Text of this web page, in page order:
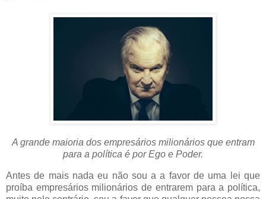
A grande maioria dos empresários milionários que entram
para a política é por Ego e Poder.
Antes de mais nada eu não sou a a favor de uma lei que
proíba empresários milionários de entrarem para a política,